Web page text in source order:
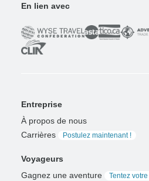
En lien avec
Entreprise
À propos de nous
Carrières
Postulez maintenant !
Voyageurs
Gagnez une aventure
Tentez